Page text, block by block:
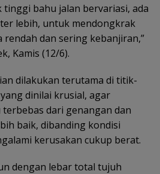
tinggi bahu jalan bervariasi, ada
lebih, untuk mendongkrak
rendah dan sering kebanjiran,”
Kamis (12/6).
dilakukan terutama di titik-
dinilai krusial, agar
dari genangan dan
baik, dibanding kondisi
kerusakan cukup berat.
dengan lebar total tujuh